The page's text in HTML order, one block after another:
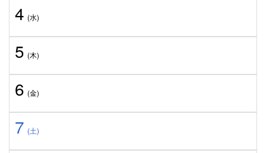
4 (水)
5 (木)
6 (金)
7 (土)